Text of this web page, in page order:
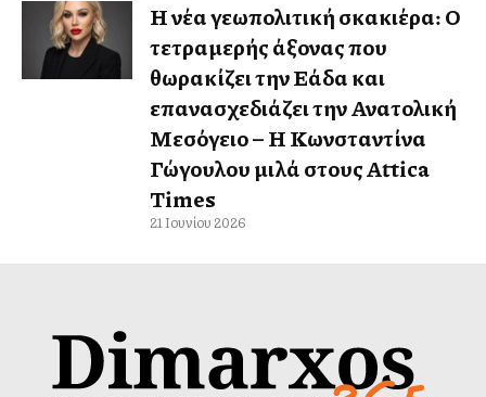
Η νέα γεωπολιτική σκακιέρα: Ο
τετραμερής άξονας που
θωρακίζει την Ελλάδα και
επανασχεδιάζει την Ανατολική
Μεσόγειο – Η Κωνσταντίνα
Γώγουλου μιλά στους Attica
Times
21 Ιουνίου 2026